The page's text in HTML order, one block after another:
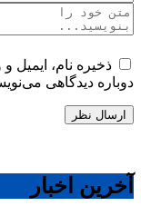
ذخیره نام، ایمیل
دوباره دیدگاهی
آخرین اخبار